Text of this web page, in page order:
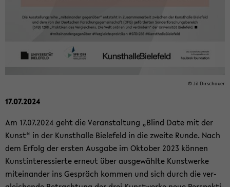
© Jil Dir­schau­er
17.07.2024
Am 17.07.2024 geht die Ver­an­stal­tung „Blind Date mit der
Kunst“ in der Kunst­hal­le Bie­le­feld in die zwei­te Runde. Nach
dem Er­folg der ers­ten Aus­ga­be im Ok­to­ber 2023 kön­nen
Kunst­in­ter­es­sier­te er­neut über aus­ge­wähl­te Kunst­wer­ke
mit­ein­an­der ins Ge­spräch kom­men und sich durch die ver­